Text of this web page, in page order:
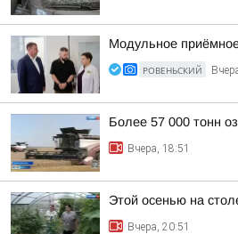
Модульное
РОВЕНЬСКИЙ
Более 57 000 тонн
Вчера, 18:51
Этой осенью на
Вчера, 20:51